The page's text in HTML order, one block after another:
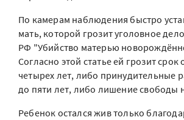
По камерам наблюдения быстро
мать, которой грозит уголовное
РФ "Убийство матерью
Согласно этой статье ей грозит срок
четырех лет, либо принудительные
до пяти лет, либо лишение свободы
Ребенок остался жив только